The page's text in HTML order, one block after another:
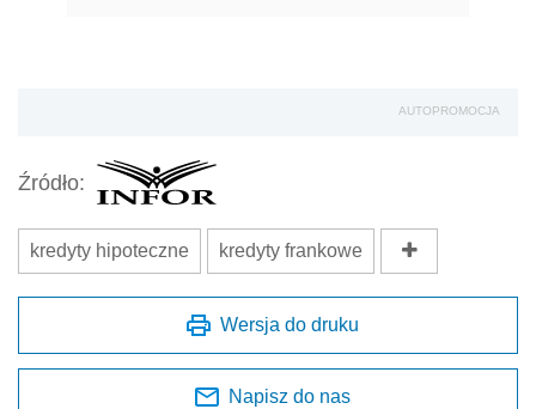
AUTOPROMOCJA
Źródło:
kredyty hipoteczne kredyty frankowe
Wersja do druku
Napisz do nas